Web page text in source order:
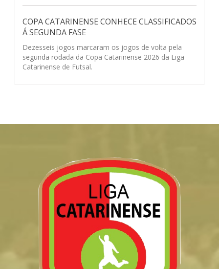
COPA CATARINENSE CONHECE CLASSIFICADOS
Á SEGUNDA FASE
Dezesseis jogos marcaram os jogos de volta pela
segunda rodada da Copa Catarinense 2026 da Liga
Catarinense de Futsal.